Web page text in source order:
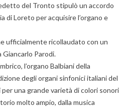
del Tronto stipulò un accordo
di Loreto per acquisire l’organo e
ufficialmente ricollaudato con un
Parodi.
l’organo Balbiani della
degli organi sinfonici italiani del
una grande varietà di colori sonori
molto ampio, dalla musica